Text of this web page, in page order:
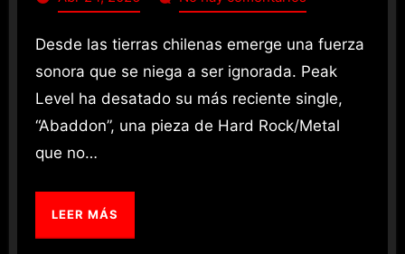
Desde las tierras chilenas emerge una fuerza
sonora que se niega a ser ignorada. Peak
Level ha desatado su más reciente single,
“Abaddon”, una pieza de Hard Rock/Metal
que no…
LEER MÁS